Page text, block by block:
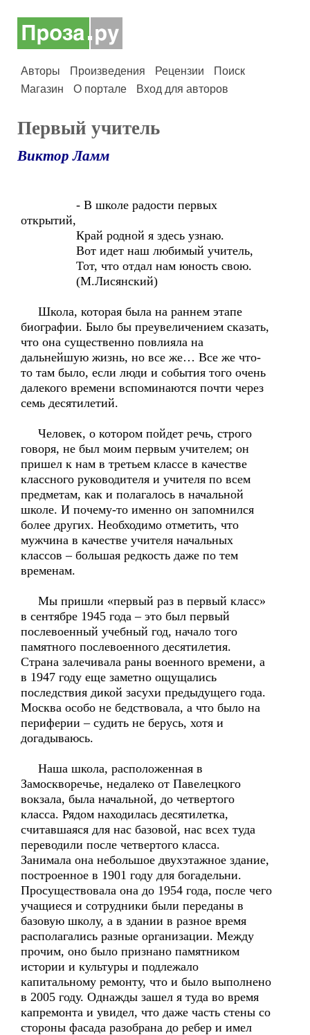
Авторы Произведения Рецензии
Поиск
Магазин
О портале Вход для авторов
Первый учитель
Виктор Ламм
- В школе радости первых
открытий,
Край родной я здесь узнаю.
Вот идет наш любимый учитель,
Тот, что отдал нам юность свою.
(М.Лисянский)
Школа, которая была на раннем этапе
биографии. Было бы преувеличением сказать,
что она существенно повлияла на
дальнейшую жизнь, но все же… Все же что-
то там было, если люди и события того очень
далекого времени вспоминаются почти через
семь десятилетий.
Человек, о котором пойдет речь, строго
говоря, не был моим первым учителем; он
пришел к нам в третьем классе в качестве
классного руководителя и учителя по всем
предметам, как и полагалось в начальной
школе. И почему-то именно он запомнился
более других. Необходимо отметить, что
мужчина в качестве учителя начальных
классов – большая редкость даже по тем
временам.
Мы пришли «первый раз в первый класс»
в сентябре 1945 года – это был первый
послевоенный учебный год, начало того
памятного послевоенного десятилетия.
Страна залечивала раны военного времени, а
в 1947 году еще заметно ощущались
последствия дикой засухи предыдущего года.
Москва особо не бедствовала, а что было на
периферии – судить не берусь, хотя и
догадываюсь.
Наша школа, расположенная в
Замоскворечье, недалеко от Павелецкого
вокзала, была начальной, до четвертого
класса. Рядом находилась десятилетка,
считавшаяся для нас базовой, нас всех туда
переводили после четвертого класса.
Занимала она небольшое двухэтажное здание,
построенное в 1901 году для богадельни.
Просуществовала она до 1954 года, после чего
учащиеся и сотрудники были переданы в
базовую школу, а в здании в разное время
располагались разные организации. Между
прочим, оно было признано памятником
истории и культуры и подлежало
капитальному ремонту, что и было выполнено
в 2005 году. Однажды зашел я туда во время
капремонта и увидел, что даже часть стены со
стороны фасада разобрана до ребер и имел